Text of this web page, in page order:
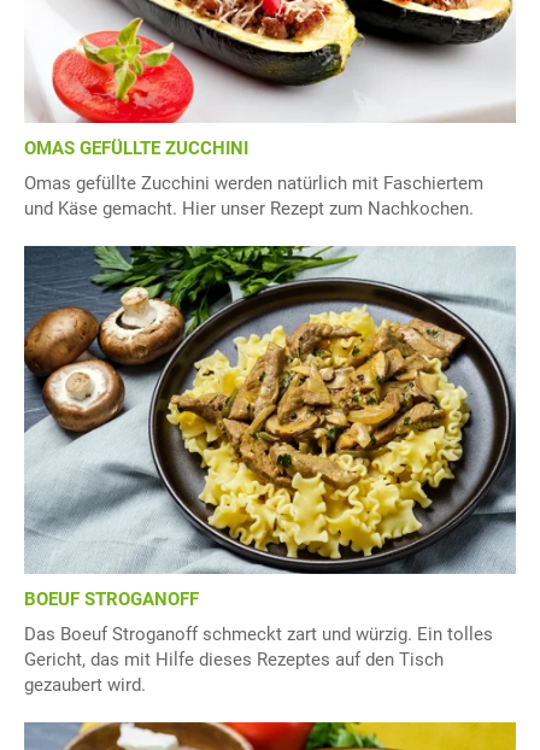
OMAS GEFÜLLTE ZUCCHINI
Omas gefüllte Zucchini werden natürlich mit Faschiertem
und Käse gemacht. Hier unser Rezept zum Nachkochen.
BOEUF STROGANOFF
Das Boeuf Stroganoff schmeckt zart und würzig. Ein tolles
Gericht, das mit Hilfe dieses Rezeptes auf den Tisch
gezaubert wird.